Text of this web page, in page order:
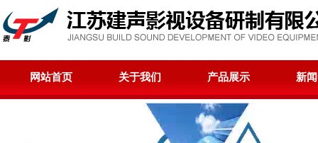
网站首页 关于我们 产品展示 新